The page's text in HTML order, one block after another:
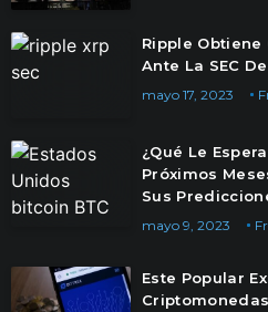
Ripple Obtiene
Ante La SEC
mayo 17, 2023
¿Qué Le
Próximos
Sus
mayo 9, 2023
Este Popular